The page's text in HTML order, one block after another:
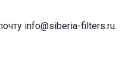
info@siberia-filters.ru.